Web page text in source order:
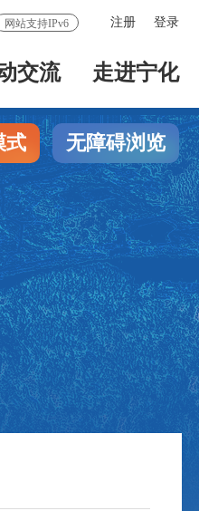
注册 登录
网站支持IPv6
交流 走进宁化
式 无障碍浏览